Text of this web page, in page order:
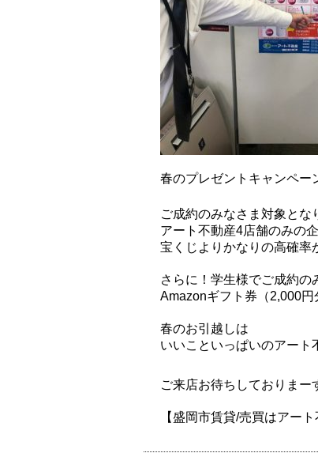
春のプレゼントキャンペー
ご成約のみなさま対象とな
アート不動産4店舗のみの
宝くじよりかなりの高確率
さらに！学生様でご成約の
Amazonギフト券（2,000円
春のお引越しは
いいこといっぱいのアート
ご来店お待ちしておりまー
【盛岡市賃貸/売買はアート